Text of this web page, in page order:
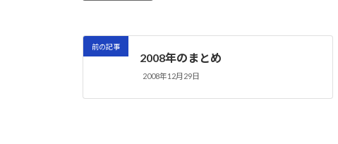
前の記事
2008年のまとめ
2008年12月29日